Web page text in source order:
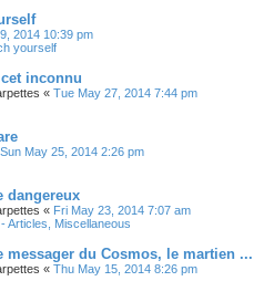
2014 10:39 pm
yourself
inconnu
« Tue May 27, 2014 7:44 pm
Sun May 25, 2014 2:26 pm
dangereux
« Fri May 23, 2014 7:07 am
Articles, Miscellaneous
messager du Cosmos, le martien ...
« Thu May 15, 2014 8:26 pm